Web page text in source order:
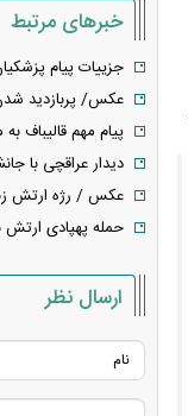
خبرهای مرتبط
جزییات پیام
عکس/ پربازدید شدن
پیام مهم قالیباف
دیدار عراقچی با
عکس / رژه ارتش
حمله پهپادی ارتش
ارسال نظر